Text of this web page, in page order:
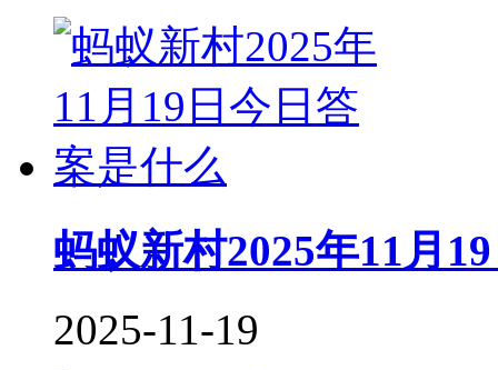
蚂蚁新村2025年11月
2025-11-19